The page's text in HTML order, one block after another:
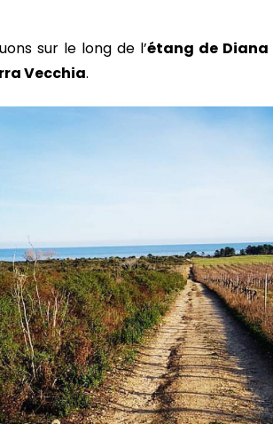
sur le long de l’étang de Diana
Vecchia.